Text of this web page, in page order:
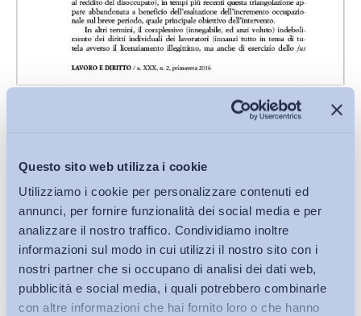
Questo sito web utilizza i cookie
Utilizziamo i cookie per personalizzare contenuti ed
annunci, per fornire funzionalità dei social media e per
analizzare il nostro traffico. Condividiamo inoltre
informazioni sul modo in cui utilizzi il nostro sito con i
nostri partner che si occupano di analisi dei dati web,
pubblicità e social media, i quali potrebbero combinarle
con altre informazioni che hai fornito loro o che hanno
Iscriviti alla Newsletter